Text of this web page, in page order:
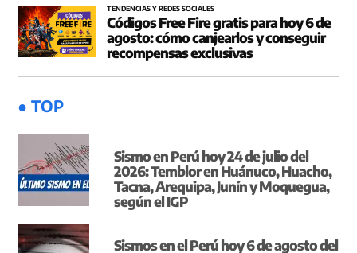
TENDENCIAS Y REDES SOCIALES
Códigos Free Fire gratis para hoy 6 de
agosto: cómo canjearlos y conseguir
recompensas exclusivas
● TOP
Sismo en Perú hoy 24 de julio del
2026: Temblor en Huánuco, Huacho,
Tacna, Arequipa, Junín y Moquegua,
según el IGP
Sismos en el Perú hoy 6 de agosto del